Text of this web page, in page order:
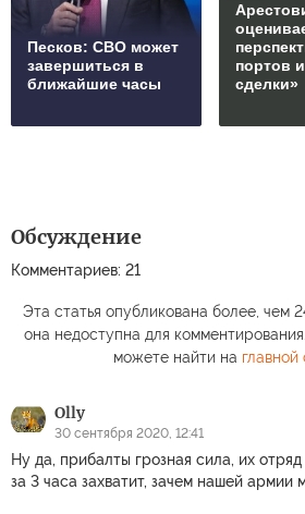
Песков: СВО может
завершиться в
ближайшие часы
портов
сделки»
Обсуждение
Комментариев: 21
Эта статья опубликована более, чем
она недоступна для
можете найти на
Olly
30 сентября 2020, 12:41
Ну да, прибалты грозная сила, их
за 3 часа захватит, зачем нашей армии